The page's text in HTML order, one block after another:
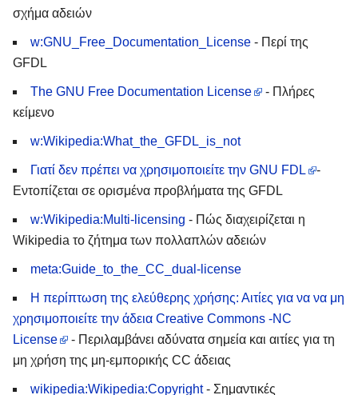
σχήμα αδειών
w:GNU_Free_Documentation_License - Περί της
GFDL
The GNU Free Documentation License
- Πλήρες
κείμενο
w:Wikipedia:What_the_GFDL_is_not
Γιατί δεν πρέπει να χρησιμοποιείτε την GNU FDL
-
Εντοπίζεται σε ορισμένα προβλήματα της GFDL
w:Wikipedia:Multi-licensing - Πώς διαχειρίζεται η
Wikipedia το ζήτημα των πολλαπλών αδειών
meta:Guide_to_the_CC_dual-license
Η περίπτωση της ελεύθερης χρήσης: Αιτίες για να να μη
χρησιμοποιείτε την άδεια Creative Commons -NC
License
- Περιλαμβάνει αδύνατα σημεία και αιτίες για τη
μη χρήση της μη-εμπορικής CC άδειας
wikipedia:Wikipedia:Copyright- Σημαντικές